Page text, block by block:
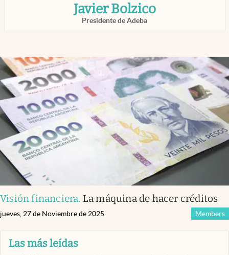
Mundial 2026
Eventos Corporativos
El Cronista Studio
Mediakit
abre en nueva pestaña
Argentina
Javier Bolzico
Presidente de Adeba
Visión financiera. La máquina de hacer créditos
Members
jueves, 27 de Noviembre de 2025
Las más leídas